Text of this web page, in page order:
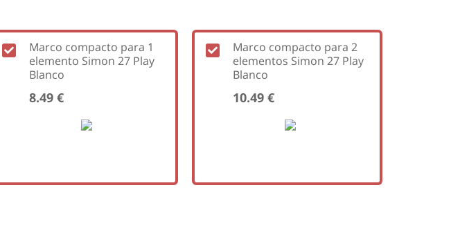
Marco compacto para 1
elemento Simon 27 Play
Blanco
8.49 €
Marco compacto para 2
elementos Simon 27 Play
Blanco
10.49 €